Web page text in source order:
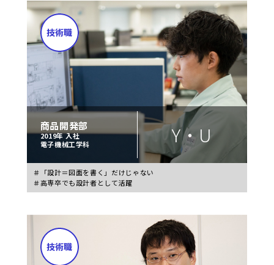
商品開発部
2019年 入社
電子機械工学科
Y・U
＃「設計＝図面を書く」だけじゃない
＃高専卒でも設計者として活躍